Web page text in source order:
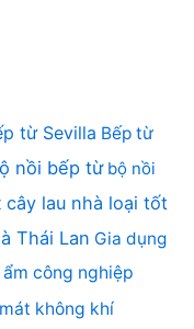
từ Sevilla Bếp từ
nồi bếp từ bộ nồi
cây lau nhà loại tốt
Thái Lan Gia dụng
công nghiệp
không khí